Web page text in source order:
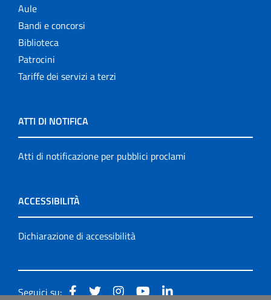
Aule
Bandi e concorsi
Biblioteca
Patrocini
Tariffe dei servizi a terzi
ATTI DI NOTIFICA
Atti di notificazione per pubblici proclami
ACCESSIBILITÀ
Dichiarazione di accessibilità
Seguici su: